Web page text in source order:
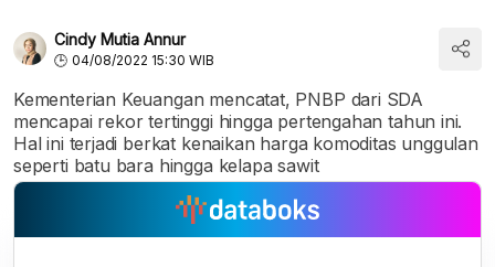
Cindy Mutia Annur
04/08/2022 15:30 WIB
Kementerian Keuangan mencatat, PNBP dari SDA
mencapai rekor tertinggi hingga pertengahan tahun ini.
Hal ini terjadi berkat kenaikan harga komoditas unggulan
seperti batu bara hingga kelapa sawit